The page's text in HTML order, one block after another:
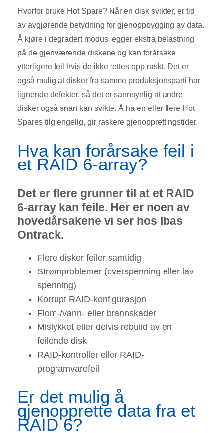
Hvorfor bruke Hot Spare? Når en disk svikter, er tid
av avgjørende betydning for gjenoppbygging av data.
Å kjøre i degradert modus legger ekstra belastning
på de gjenværende diskene og kan forårsake
ytterligere feil hvis de ikke rettes opp raskt. Det er
også mulig at disker fra samme produksjonsparti har
lignende defekter, så det er sannsynlig at andre
disker også snart kan svikte. Å ha en eller flere Hot
Spares tilgjengelig, gir raskere gjenopprettingstider.
Hva kan forårsake feil i
et RAID 6-array?
Det er flere grunner til at et RAID
6-array kan feile. Her er noen av
hovedårsakene vi ser hos Ibas
Ontrack.
Flere disker feiler samtidig
Strømproblemer (overspenning eller lav
spenning)
Korrupt RAID-konfigurasjon
Flom-/vann- eller brannskader
Mislykket eller delvis rebuild av en
feilende disk
RAID-kontroller eller RAID-
programvarefeil
Er det mulig å
gjenopprette data fra et
RAID 6?